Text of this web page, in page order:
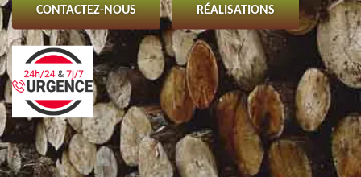
CONTACTEZ-NOUS RÉALISATIONS